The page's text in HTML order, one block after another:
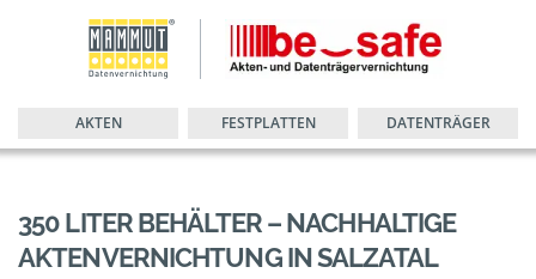
AKTEN FESTPLATTEN DATENTRÄGER
350 LITER BEHÄLTER – NACHHALTIGE
AKTENVERNICHTUNG IN SALZATAL